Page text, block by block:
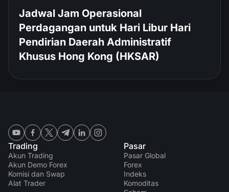
Jadwal Jam Operasional
Perdagangan untuk Hari Libur Hari
Pendirian Daerah Administratif
Khusus Hong Kong (HKSAR)
Trading
Akun Trading
Akun Demo Forex
Komisi dan Swap
Alat Trader
Pasar
Pasar Global
Forex
Indeks
Komoditas